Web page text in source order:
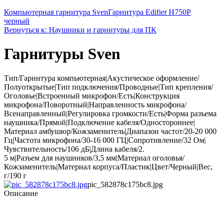
Компьютерная гарнитура SvenГарнитура Edifier H750P
черный
Вернуться к: Наушники и гарнитуры для ПК
Гарнитуры Sven
Тип/Гарнитура компьютерная|Акустическое оформление/
Полуоткрытые|Тип подключения/Проводные|Тип крепления/
Оголовье|Встроенный микрофон/Есть|Конструкция
микрофона/Поворотный|Направленность микрофона/
Всенаправленный|Регулировка громкости/Есть|Форма разъема
наушника/Прямой|Подключение кабеля/Одностороннее|
Материал амбушюр/Кожзаменитель|Диапазон частот/20-20 000
Гц|Частота микрофона/30-16 000 ГЦ|Сопротивление/32 Ом|
Чувствительность/106 дБ|Длина кабеля/2.
5 м|Разъем для наушников/3,5 мм|Материал оголовья/
Кожзаменитель|Материал корпуса/Пластик|Цвет/Черный|Вес,
г/190 г
pic_582878c175bc8.jpg
Описание